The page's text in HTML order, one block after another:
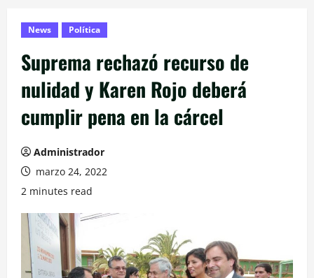
News Política
Suprema rechazó recurso de
nulidad y Karen Rojo deberá
cumplir pena en la cárcel
Administrador
marzo 24, 2022
2 minutes read